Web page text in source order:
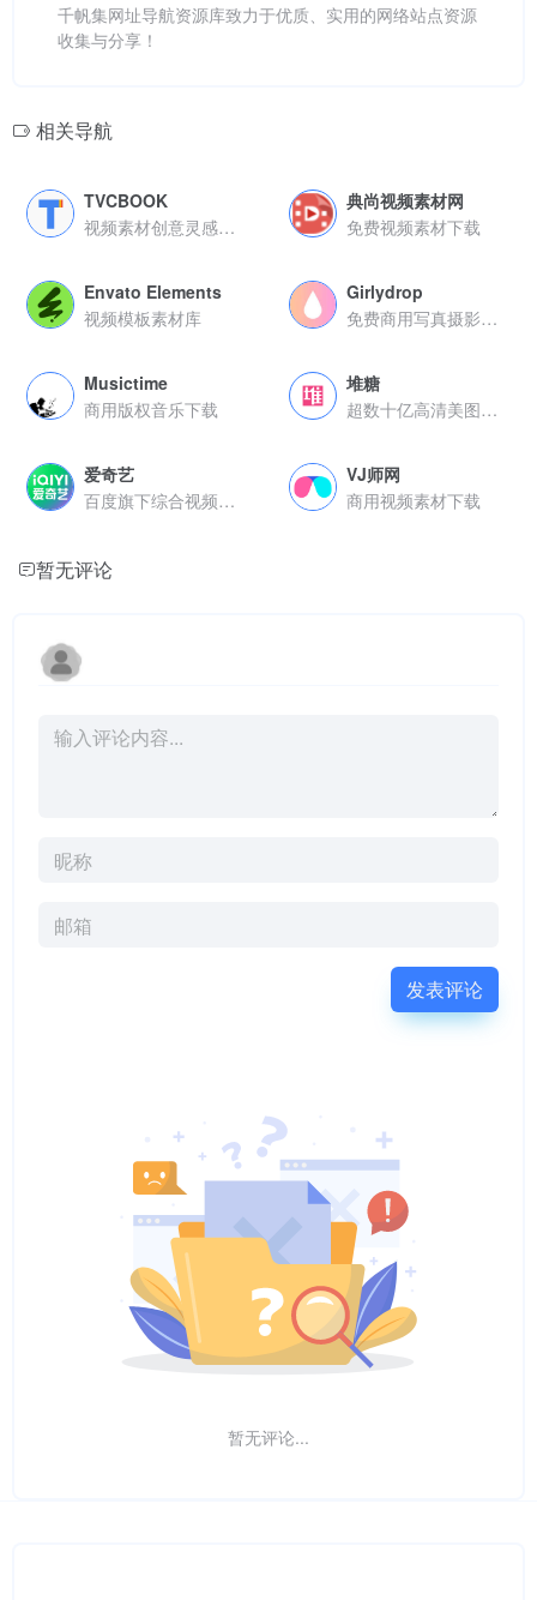
千帆集网址导航资源库致力于优质、实用的网络站点资源
收集与分享！
相关导航
TVCBOOK
视频素材创意灵感案例库
典尚视频素材网
免费视频素材下载
Envato Elements
视频模板素材库
Girlydrop
免费商用写真摄影图库
Musictime
商用版权音乐下载
堆糖
超数十亿高清美图分享社区
爱奇艺
百度旗下综合视频服务平台
VJ师网
商用视频素材下载
暂无评论
发表评论
暂无评论...